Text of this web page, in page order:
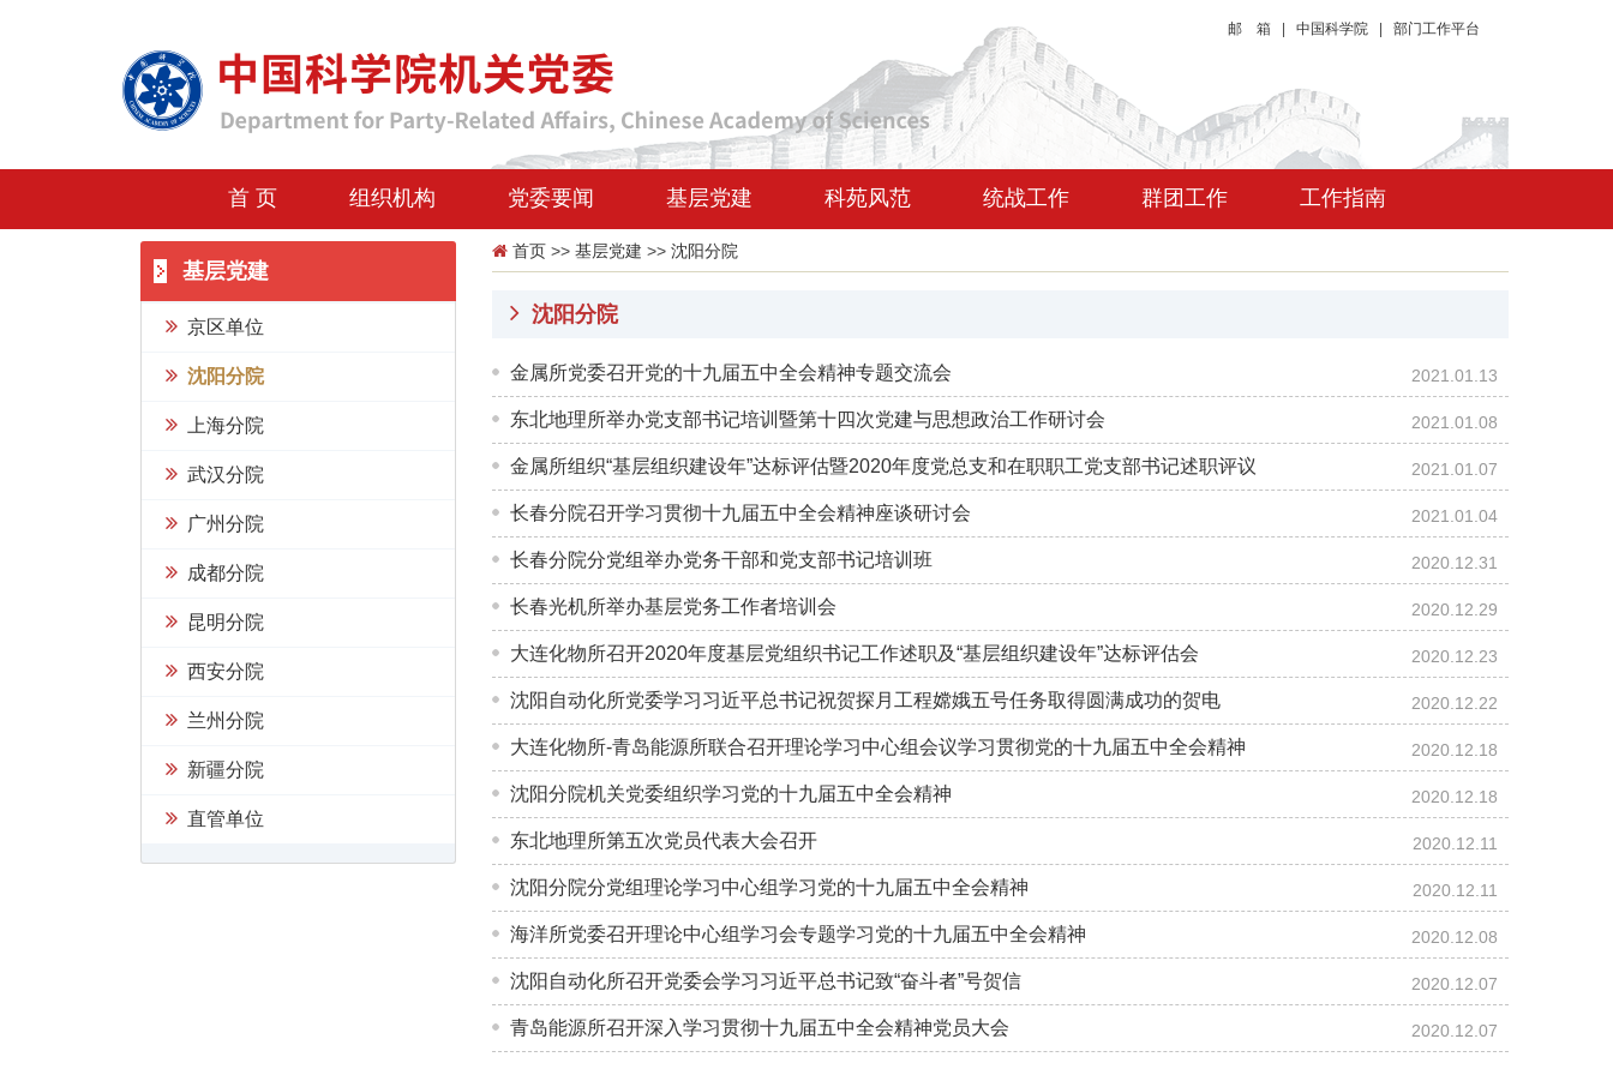
邮 箱 中国科学院 部门工作平台
首 页 组织机构 党委要闻 基层党建 科苑风范 统战工作 群团工作 工作指南
基层党建
京区单位
沈阳分院
上海分院
武汉分院
广州分院
成都分院
昆明分院
西安分院
兰州分院
新疆分院
直管单位
首页>> 基层党建 >> 沈阳分院
沈阳分院
金属所党委召开党的十九届五中全会精神专题交流会 2021.01.13
东北地理所举办党支部书记培训暨第十四次党建与思想政治工作研讨会 2021.01.08
金属所组织“基层组织建设年”达标评估暨2020年度党总支和在职职工党支部书记述职评议 2021.01.07
长春分院召开学习贯彻十九届五中全会精神座谈研讨会 2021.01.04
长春分院分党组举办党务干部和党支部书记培训班 2020.12.31
长春光机所举办基层党务工作者培训会 2020.12.29
大连化物所召开2020年度基层党组织书记工作述职及“基层组织建设年”达标评估会 2020.12.23
沈阳自动化所党委学习习近平总书记祝贺探月工程嫦娥五号任务取得圆满成功的贺电 2020.12.22
大连化物所-青岛能源所联合召开理论学习中心组会议学习贯彻党的十九届五中全会精神 2020.12.18
沈阳分院机关党委组织学习党的十九届五中全会精神 2020.12.18
东北地理所第五次党员代表大会召开 2020.12.11
沈阳分院分党组理论学习中心组学习党的十九届五中全会精神 2020.12.11
海洋所党委召开理论中心组学习会专题学习党的十九届五中全会精神 2020.12.08
沈阳自动化所召开党委会学习习近平总书记致“奋斗者”号贺信 2020.12.07
青岛能源所召开深入学习贯彻十九届五中全会精神党员大会 2020.12.07